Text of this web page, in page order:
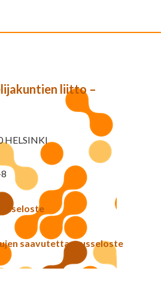
liitto –
HELSINKI
saavutettavuusseloste